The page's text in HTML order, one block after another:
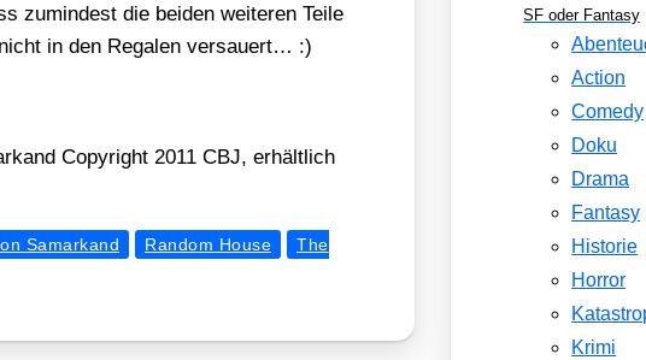
zumin­dest die bei­den wei­te­ren Tei­le
in den Rega­len ver­sau­ert… :)
Copy­right 2011 CBJ, erhält­lich
Samarkand Random House
The
SF oder Fantasy
Action
Comedy
Doku
Drama
Fantasy
Historie
Horror
Krimi